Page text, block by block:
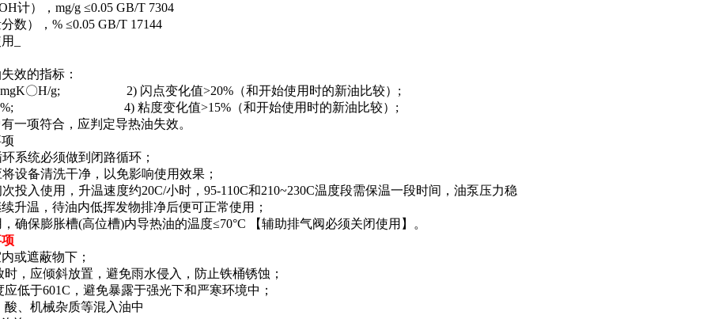
计），mg/g ≤0.05 GB/T 7304
数），% ≤0.05 GB/T 17144
_
效的指标：
〇H/g; 2) 闪点变化值>20%（和开始使用时的新油比较）;
4) 粘度变化值>15%（和开始使用时的新油比较）;
一项符合，应判定导热油失效。
系统必须做到闭路循环；
设备清洗干净，以免影响使用效果；
投入使用，升温速度约20C/小时，95-110C和210~230C温度段需保温一段时间，油泵压力稳
升温，待油内低挥发物排净后便可正常使用；
确保膨胀槽(高位槽)内导热油的温度≤70°C 【辅助排气阀必须关闭使用】。
或遮蔽物下；
，应倾斜放置，避免雨水侵入，防止铁桶锈蚀；
低于601C，避免暴露于强光下和严寒环境中；
、机械杂质等混入油中